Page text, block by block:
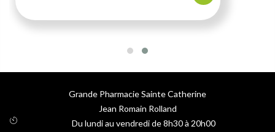
Grande Pharmacie Sainte Catherine
Jean Romain Rolland
Du lundi au vendredi de 8h30 à 20h00